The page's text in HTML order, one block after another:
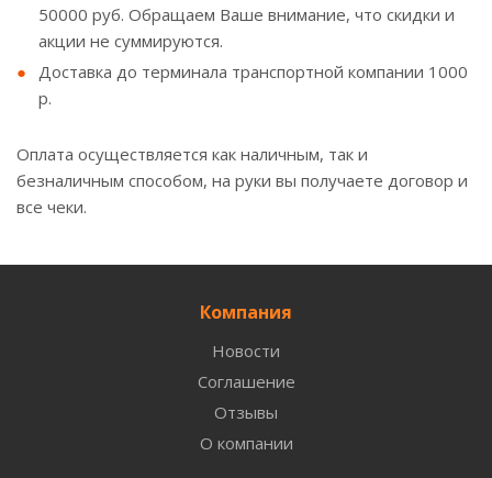
50000 руб. Обращаем Ваше внимание, что скидки и
акции не суммируются.
Доставка до терминала транспортной компании 1000
р.
Оплата осуществляется как наличным, так и
безналичным способом, на руки вы получаете договор и
все чеки.
Компания
Новости
Соглашение
Отзывы
О компании